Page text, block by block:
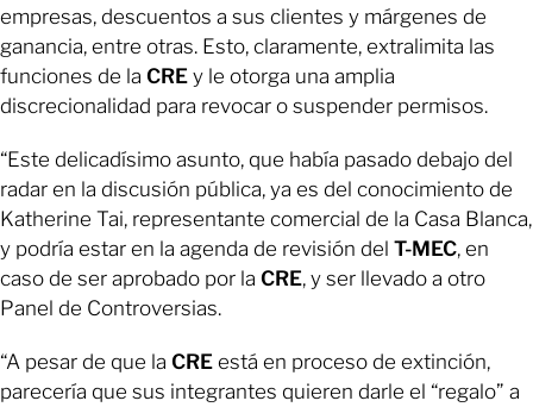
empresas, descuentos a sus clientes y márgenes de
ganancia, entre otras. Esto, claramente, extralimita las
funciones de la CRE y le otorga una amplia
discrecionalidad para revocar o suspender permisos.
“Este delicadísimo asunto, que había pasado debajo del
radar en la discusión pública, ya es del conocimiento de
Katherine Tai, representante comercial de la Casa Blanca,
y podría estar en la agenda de revisión del T-MEC, en
caso de ser aprobado por la CRE, y ser llevado a otro
Panel de Controversias.
“A pesar de que la CRE está en proceso de extinción,
parecería que sus integrantes quieren darle el “regalo” a